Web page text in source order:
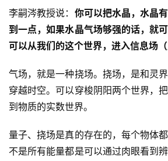
李嗣涔教授说： 你可以把水晶，水晶
到一点，如果水晶气场够强的话，就
可以从我们的这个世界，进入信息场（
气场，就是一种挠场。挠场，是和灵
穿越时空。可以穿梭阴阳两个世界，
到物质的实数世界。
量子、挠场是真的存在的，每个物体
不是所有能量都是可以通过肉眼看到